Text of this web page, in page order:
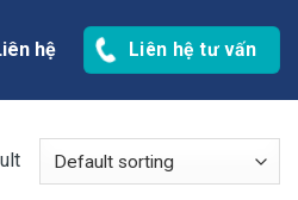
hệ Liên hệ tư vấn